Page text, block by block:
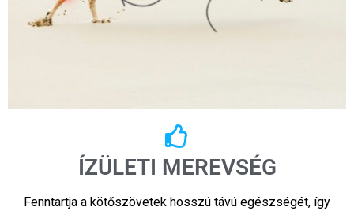
ÍZÜLETI MEREVSÉG
Fenntartja a kötőszövetek hosszú távú egészségét, így